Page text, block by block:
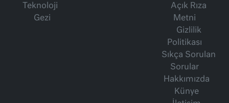
Teknoloji
Gezi
Açık Rıza
Metni
Gizlilik
Politikası
Sıkça Sorulan
Sorular
Hakkımızda
Künye